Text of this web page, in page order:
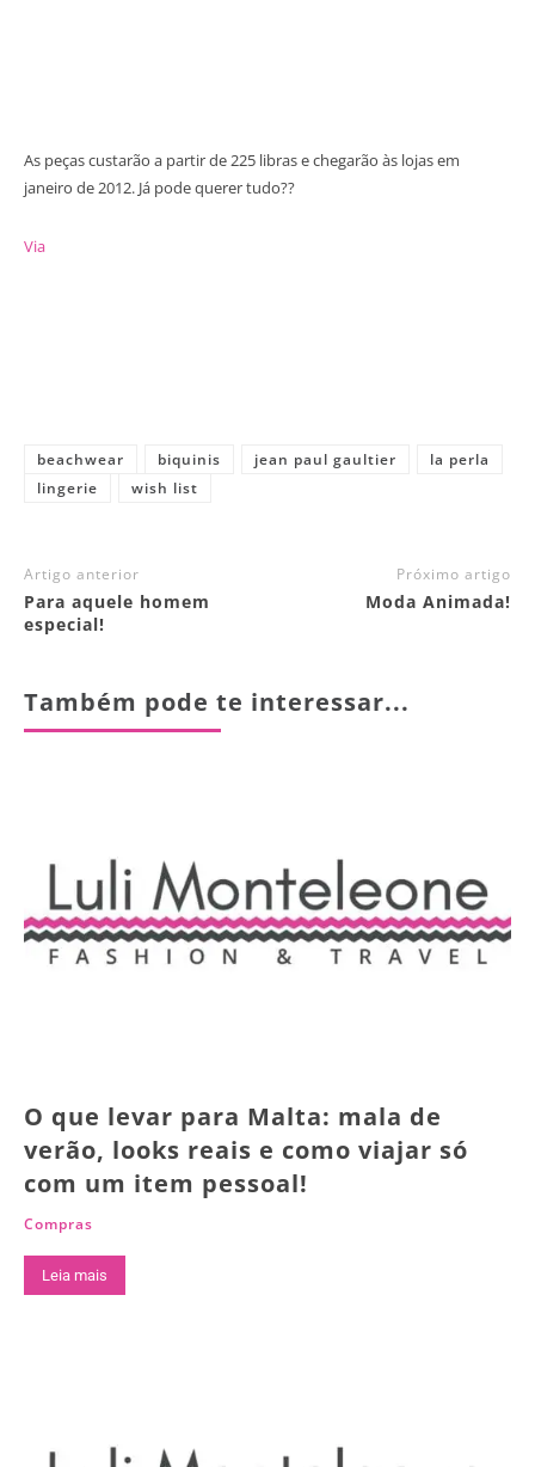
As peças custarão a partir de 225 libras e chegarão às lojas em
janeiro de 2012. Já pode querer tudo??
Via
beachwear biquinis jean paul gaultier
la perla
lingerie
wish list
Artigo anterior
Para aquele homem
especial!
Próximo artigo
Moda Animada!
Também pode te interessar...
O que levar para Malta: mala de
verão, looks reais e como viajar só
com um item pessoal!
Compras
Leia mais